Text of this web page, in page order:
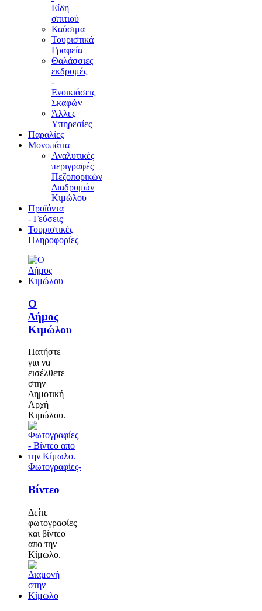
Είδη
σπιτιού
Καύσιμα
Τουριστικά
Γραφεία
Θαλάσσιες
εκδρομές
-
Ενοικιάσεις
Σκαφών
Άλλες
Υπηρεσίες
Παραλίες
Μονοπάτια
Αναλυτικές
περιγραφές
Πεζοπορικών
Διαδρομών
Κιμώλου
Προϊόντα
- Γεύσεις
Τουριστικές
Πληροφορίες
Ο
Δήμος
Κιμώλου
Πατήστε
για να
εισέλθετε
στην
Δημοτική
Αρχή
Κιμώλου.
Φωτογραφίες-
Βίντεο
Δείτε
φωτογραφίες
και βίντεο
απο την
Κίμωλο.